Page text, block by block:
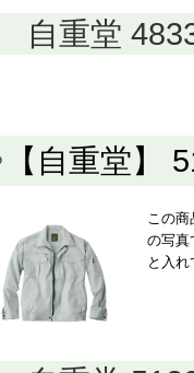
自重堂
【自重堂
この商
の写真
と入